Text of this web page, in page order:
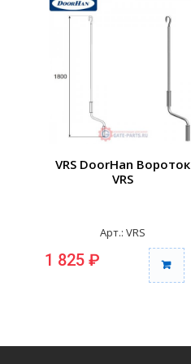
VRS DoorHan Вороток
VRS
Арт.: VRS
1 825 ₽